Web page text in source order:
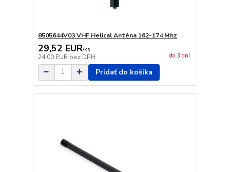
8505644V03 VHF Helical Anténa 162-174 Mhz
29,52 EUR/ks
24,00 EUR bez DPH do 3 dní
Pridať do košíka